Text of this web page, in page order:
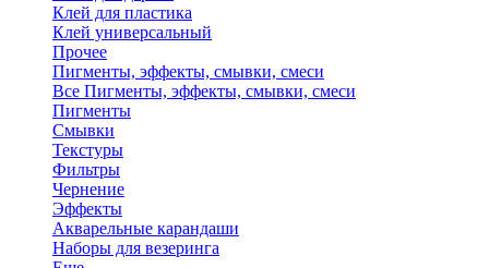
Клей для пластика
Клей универсальный
Прочее
Пигменты, эффекты, смывки, смеси
Все Пигменты, эффекты, смывки, смеси
Пигменты
Смывки
Текстуры
Фильтры
Чернение
Эффекты
Акварельные карандаши
Наборы для везеринга